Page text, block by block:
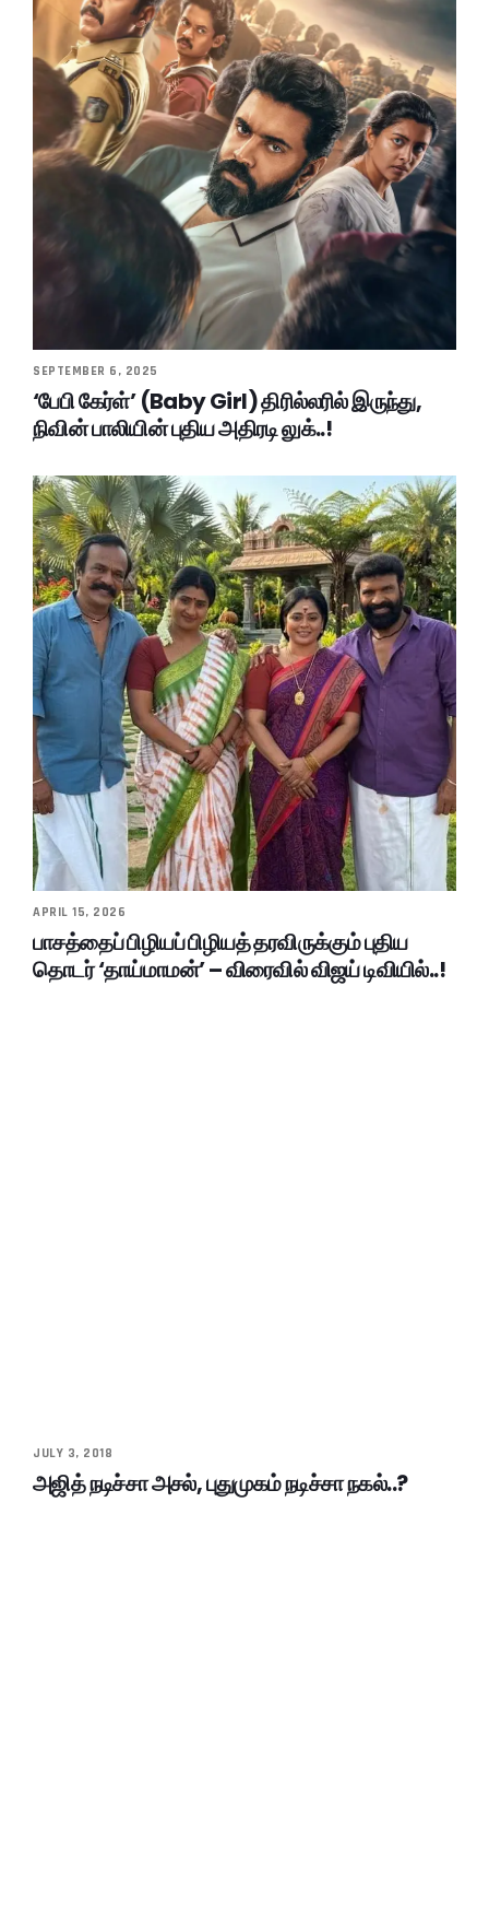
SEPTEMBER 6, 2025
‘பேபி கேர்ள்’ (Baby Girl) திரில்லரில் இருந்து,
நிவின் பாலியின் புதிய அதிரடி லுக்..!
APRIL 15, 2026
பாசத்தைப் பிழியப் பிழியத் தரவிருக்கும் புதிய
தொடர் ‘தாய்மாமன்’ – விரைவில் விஜய் டிவியில்..!
JULY 3, 2018
அஜித் நடிச்சா அசல், புதுமுகம் நடிச்சா நகல்..?